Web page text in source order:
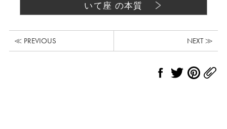
いて座 の本質
≪ PREVIOUS NEXT ≫